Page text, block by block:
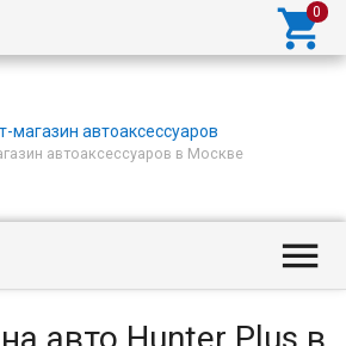

автоаксессуаров в Москве
